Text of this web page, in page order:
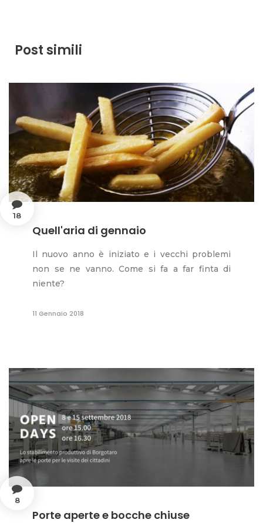
Post simili
18
Quell'aria di gennaio
Il nuovo anno è iniziato e i vecchi problemi
non se ne vanno. Come si fa a far finta di
niente?
11 Gennaio 2018
8
Porte aperte e bocche chiuse